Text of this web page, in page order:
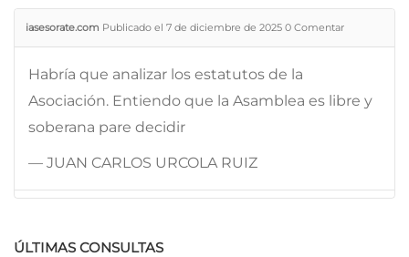
iasesorate.com Publicado el 7 de diciembre de 2025 0 Comentar
Habría que analizar los estatutos de la
Asociación. Entiendo que la Asamblea es libre y
soberana pare decidir
— JUAN CARLOS URCOLA RUIZ
ÚLTIMAS CONSULTAS